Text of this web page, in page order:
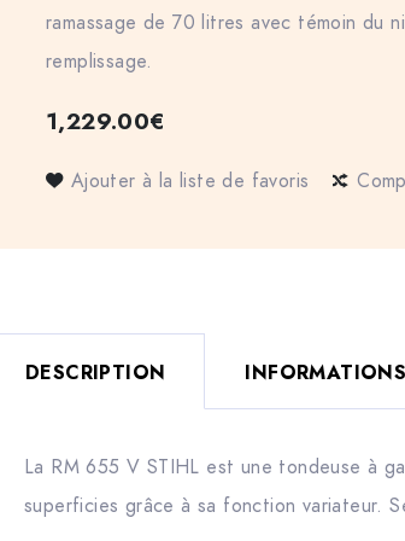
ramassage de 70 litres avec témoin du
remplissage.
1,229.00€
Ajouter à la liste de favoris
DESCRIPTION
La RM 655 V STIHL est une tondeuse à
superficies grâce à sa fonction variateur.